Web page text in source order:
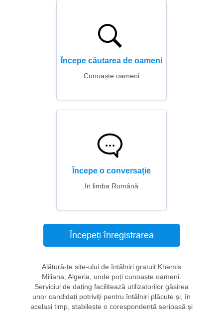
Începe căutarea de oameni
Cunoaște oameni
Începe o conversație
In limba Română
Începeți înregistrarea
Alătură-te site-ului de întâlniri gratuit Khemis
Miliana, Algeria, unde poți cunoaște oameni.
Serviciul de dating facilitează utilizatorilor găsirea
unor candidați potriviți pentru întâlniri plăcute și, în
același timp, stabilește o corespondență serioasă și